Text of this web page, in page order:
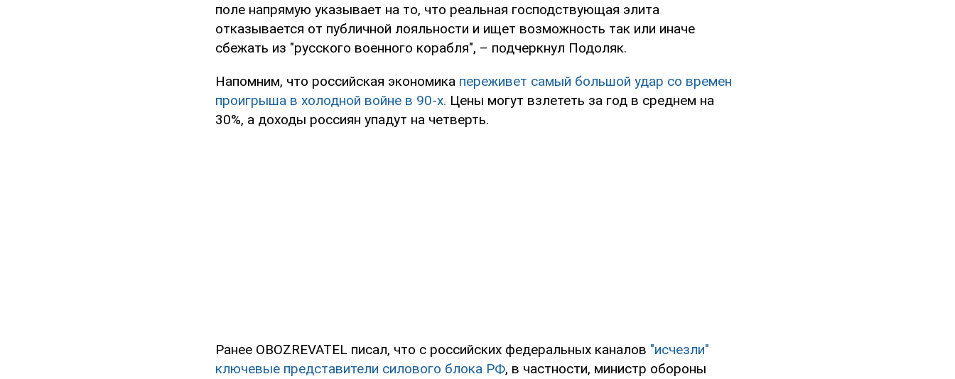
поле напрямую указывает на то, что реальная господствующая элита
отказывается от публичной лояльности и ищет возможность так или иначе
сбежать из "русского военного корабля", – подчеркнул Подоляк.
Напомним, что российская экономика переживет самый большой удар со времен
проигрыша в холодной войне в 90-х. Цены могут взлететь за год в среднем на
30%, а доходы россиян упадут на четверть.
Ранее OBOZREVATEL писал, что с российских федеральных каналов "исчезли"
ключевые представители силового блока РФ, в частности, министр обороны